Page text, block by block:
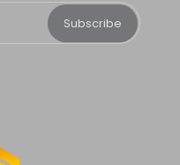
Subscribe